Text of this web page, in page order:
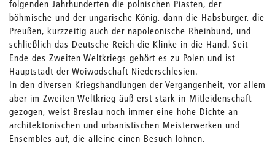
folgenden Jahrhunderten die polnischen Piasten, der
böhmische und der ungarische König, dann die Habsburger, die
Preußen, kurzzeitig auch der napoleonische Rheinbund, und
schließlich das Deutsche Reich die Klinke in die Hand. Seit
Ende des Zweiten Weltkriegs gehört es zu Polen und ist
Hauptstadt der Woiwodschaft Niederschlesien.
In den diversen Kriegshandlungen der Vergangenheit, vor allem
aber im Zweiten Weltkrieg äuß erst stark in Mitleidenschaft
gezogen, weist Breslau noch immer eine hohe Dichte an
architektonischen und urbanistischen Meisterwerken und
Ensembles auf, die alleine einen Besuch lohnen.